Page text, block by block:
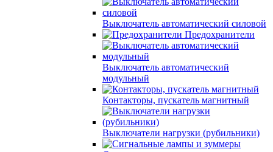
Выключатель автоматический силовой
Предохранители
Выключатель автоматический
модульный
Контакторы, пускатель магнитный
Выключатели нагрузки (рубильники)